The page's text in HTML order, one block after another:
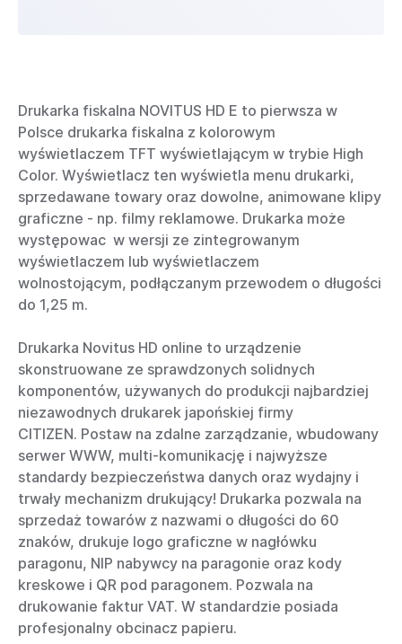
Drukarka fiskalna NOVITUS HD E to pierwsza w
Polsce drukarka fiskalna z kolorowym
wyświetlaczem TFT wyświetlającym w trybie High
Color. Wyświetlacz ten wyświetla menu drukarki,
sprzedawane towary oraz dowolne, animowane klipy
graficzne - np. filmy reklamowe. Drukarka może
występowac w wersji ze zintegrowanym
wyświetlaczem lub wyświetlaczem
wolnostojącym, podłączanym przewodem o długości
do 1,25 m.
Drukarka Novitus HD online to urządzenie
skonstruowane ze sprawdzonych solidnych
komponentów, używanych do produkcji najbardziej
niezawodnych drukarek japońskiej firmy
CITIZEN. Postaw na zdalne zarządzanie, wbudowany
serwer WWW, multi-komunikację i najwyższe
standardy bezpieczeństwa danych oraz wydajny i
trwały mechanizm drukujący! Drukarka pozwala na
sprzedaż towarów z nazwami o długości do 60
znaków, drukuje logo graficzne w nagłówku
paragonu, NIP nabywcy na paragonie oraz kody
kreskowe i QR pod paragonem. Pozwala na
drukowanie faktur VAT. W standardzie posiada
profesjonalny obcinacz papieru.